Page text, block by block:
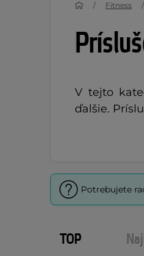
V tejto
ďalšie.
Fitness
Potrebujete
TOP